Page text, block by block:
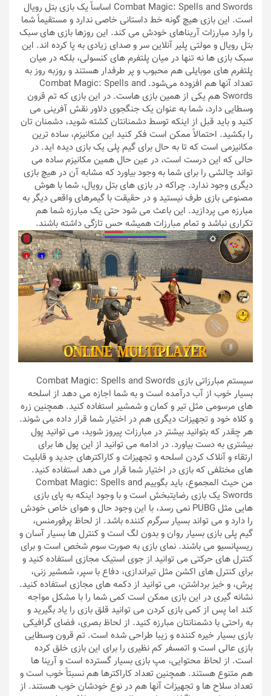
Combat Magic: Spells and Swords اساساً یک بازی بتل رویال
است. این بازی هیچ گونه خط داستانی خاصی ندارد و مستقیماً شما
را وارد مبارزات آریناهای خودش می کند. این روزها بازی های سبک
بتل رویال و مولتی پلیر آنلاین سر و صدای زیادی به پا کرده اند. این
سبک بازی ها نه تنها در میان پلتفرم های کنسولی، بلکه در میان
پلتفرم های موبایلی هم محبوب و پر طرفدار هستند و روزبه روز به
تعداد آنها هم افزوده می‌شود. Combat Magic: Spells and
Swords هم یکی از همین بازی هاست. در این بازی که تم قرون
وسطایی دارد، شما به عنوان یک جنگجوی دلاور نقش آفرینی می
کنید و باید قبل از اینکه توسط دشمنانتان کشته شوید، دشمنان تان
را بکشید. احتمالاً ممکن است فکر کنید این مکانیزم، ساده ترین
مکانیزمی است که تا به حال برای گیم پلی یک بازی دیده اید. در
حالی که این درست است، در عین حال همین مکانیزم ساده می
تواند چالشی را برای شما به وجود بیاورد که مشابه آن در هیچ بازی
دیگری وجود ندارد. چراکه در بازی های بتل رویال، شما با هوش
مصنوعی بازی طرف نیستید و در حقیقت با گیمرهای واقعی دیگر به
مبارزه می پردازید. این باعث می شود حتی یک مبارزه شما هم
تکراری نباشد و تمام مبارزات همیشه حس تازگی داشته باشند.
سیستم مبارزاتی بازی Combat Magic: Spells and Swords
بسیار خوب از آب درآمده است و به شما اجازه می دهد از اسلحه
های مرسومی مثل تیر و کمان و شمشیر استفاده کنید. همچنین زره
و کلاه خود و تجهیزات دیگری هم در اختیار شما قرار داده می شوند.
هر چقدر که بتوانید بیشتر در مبارزات پیروز شوید، می توانید پول
بیشتری به دست بیاورد. در ادامه می توانید از این پول ها برای
ارتقاء و آنلاک کردن اسلحه و تجهیزات و کاراکترهای جدید و قابلیت
های مختلفی که بازی در اختیار شما قرار می دهد استفاده کنید.
من حیث المجموع، باید بگوییم Combat Magic: Spells and
Swords یک بازی رضایتبخش است و با وجود اینکه به پای بازی
هایی مثل PUBG نمی رسد، با این وجود حال و هوای خاص خودش
را دارد و می تواند بسیار سرگرم کننده باشد. از لحاظ پرفورمنس،
گیم پلی بازی بسیار روان و بدون لگ است و کنترل ها بسیار آسان و
ریسپانسیو می باشند. نمای بازی به صورت سوم شخص است و برای
کنترل های حرکتی می توانید از جوی استیک مجازی استفاده کنید و
برای کنترل های اکشن مثل تیراندازی، دفاع با سپر، شمشیر زنی،
پرش، و خیز برداشتن، می توانید از دکمه های مجازی استفاده کنید.
نشانه گیری در این بازی ممکن است کمی شما را با مشکل مواجه
کند اما پس از کمی بازی کردن می توانید قلق بازی را یاد بگیرید و
به راحتی با دشمنانتان مبارزه کنید. از لحاظ بصری، فضای گرافیکی
بازی بسیار خیره کننده و زیبا طراحی شده است. تم قرون وسطایی
بازی عالی است و اتمسفر کم نظیری را برای این بازی خلق کرده
است. از لحاظ محتوایی، مپ بازی بسیار گسترده است و آرینا ها
هم متنوع هستند. همچنین تعداد کاراکترها هم نسبتاً خوب است و
تعداد سلاح ها و تجهیزات آنها هم در نوع خودشان خوب هستند. از